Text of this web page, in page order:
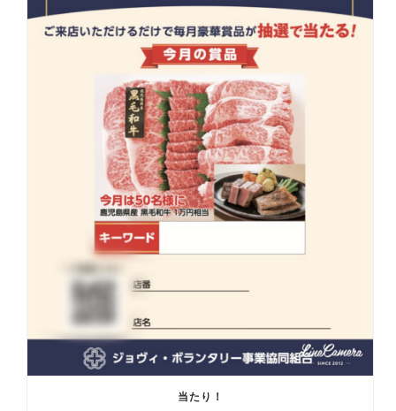
当たり！